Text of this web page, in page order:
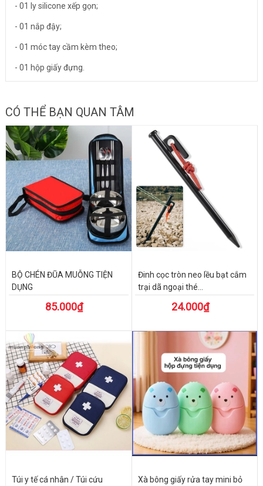
- 01 ly silicone xếp gọn;
- 01 nắp đậy;
- 01 móc tay cầm kèm theo;
- 01 hộp giấy đựng.
CÓ THỂ BẠN QUAN TÂM
BỘ CHÉN ĐŨA MUỖNG TIỆN
DỤNG
85.000₫
Đinh cọc tròn neo lều bạt cắm
trại dã ngoại thé...
24.000₫
Túi y tế cá nhân / Túi cứu
Xà bông giấy rửa tay mini bỏ